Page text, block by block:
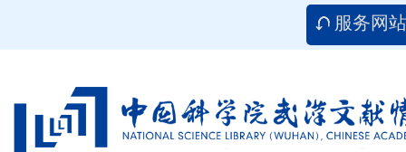
服务网站